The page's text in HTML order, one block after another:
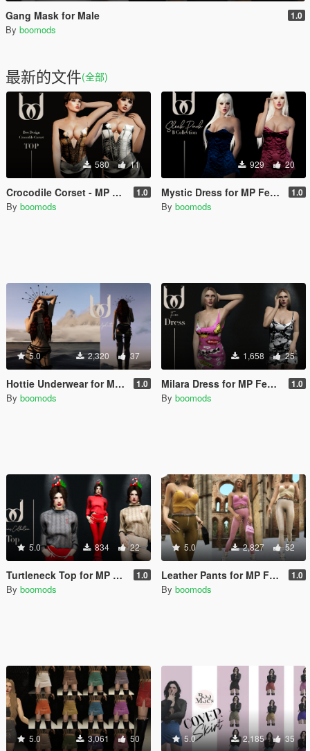
Gang Mask for Male 1.0
By boomods
最新的文件(全部)
580 11
Crocodile Corset - MP Female 1.0
By boomods
929 20
Mystic Dress for MP Female 1.0
By boomods
5.0 2,320 37
Hottie Underwear for MP Female 1.0
By boomods
1,658 25
Milara Dress for MP Female 1.0
By boomods
5.0 834 22
Turtleneck Top for MP Female 1.0
By boomods
5.0 2,827 52
Leather Pants for MP Female 1.0
By boomods
5.0 3,061 50 5.0 2,185 35